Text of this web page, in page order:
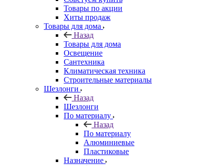
Товары по акции
Хиты продаж
Товары для дома
Назад
Товары для дома
Освещение
Сантехника
Климатическая техника
Строительные материалы
Шезлонги
Назад
Шезлонги
По материалу
Назад
По материалу
Алюминиевые
Пластиковые
Назначение